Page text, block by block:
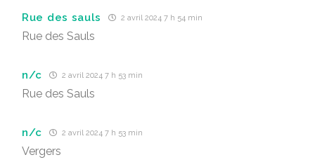
Rue des sauls 2 avril 2024 7 h 54 min
Rue des Sauls
n/c 2 avril 2024 7 h 53 min
Rue des Sauls
n/c 2 avril 2024 7 h 53 min
Vergers